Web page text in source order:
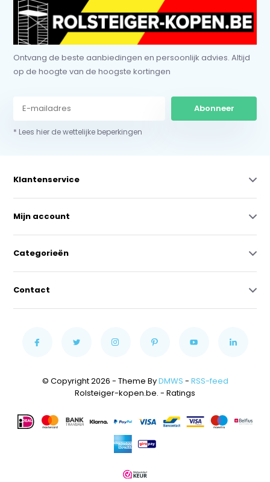
Ontvang de beste aanbiedingen en persoonlijk advies. Altijd
op de hoogte van de hoogste kortingen
Abonneer
* Lees hier de wettelijke beperkingen
Klantenservice
Mijn account
Categorieën
Contact
© Copyright 2026 - Theme ByDMWS - RSS-feed
Rolsteiger-kopen.be. - Ratings